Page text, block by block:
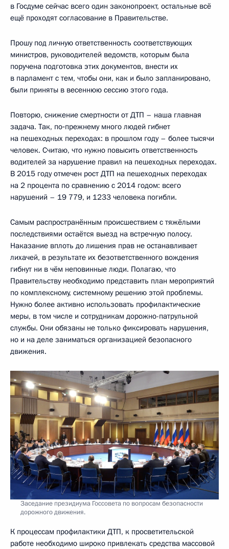
в Госдуме сейчас всего один законопроект, остальные всё
ещё проходят согласование в Правительстве.
Прошу под личную ответственность соответствующих
министров, руководителей ведомств, которым была
поручена подготовка этих документов, внести их
в парламент с тем, чтобы они, как и было запланировано,
были приняты в весеннюю сессию этого года.
Повторю, снижение смертности от ДТП – наша главная
задача. Так, по‑прежнему много людей гибнет
на пешеходных переходах: в прошлом году – более тысячи
человек. Считаю, что нужно повысить ответственность
водителей за нарушение правил на пешеходных переходах.
В 2015 году отмечен рост ДТП на пешеходных переходах
на 2 процента по сравнению с 2014 годом: всего
нарушений – 19 779, и 1233 человека погибли.
Самым распространённым происшествием с тяжёлыми
последствиями остаётся выезд на встречную полосу.
Наказание вплоть до лишения прав не останавливает
лихачей, в результате их безответственного вождения
гибнут ни в чём неповинные люди. Полагаю, что
Правительству необходимо представить план мероприятий
по комплексному, системному решению этой проблемы.
Нужно более активно использовать профилактические
меры, в том числе и сотрудникам дорожно-патрульной
службы. Они обязаны не только фиксировать нарушения,
но и на деле заниматься организацией безопасного
движения.
Заседание президиума Госсовета по вопросам безопасности
дорожного движения.
К процессам профилактики ДТП, к просветительской
работе необходимо широко привлекать средства массовой